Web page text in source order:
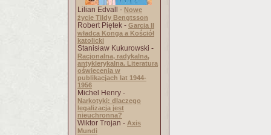
Lilian Edvall - Nowe
życie Tildy Bengtsson
Robert Piętek - Garcia II
władca Konga a Kościół
katolicki
Stanisław Kukurowski -
Racjonalna, radykalna,
antyklerykalna. Literatura
oświecenia w
publikacjach lat 1944-
1956
Michel Henry -
Narkotyki: dlaczego
legalizacja jest
nieuchronna?
Wiktor Trojan - Axis
Mundi